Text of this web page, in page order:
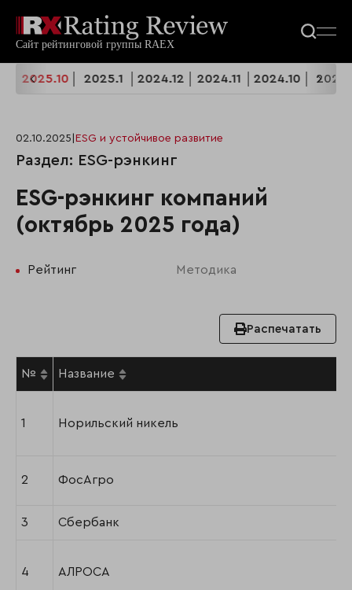
2025.10 2025.1 2024.12 2024.11 2024.10
02.10.2025 ESG и устойчивое развитие
Раздел: ESG-рэнкинг
ESG-рэнкинг компаний
(октябрь 2025 года)
Рейтинг Методика
Распечатать
№ Название
1 Норильский никель
2 ФосАгро
3 Сбербанк
4 АЛРОСА